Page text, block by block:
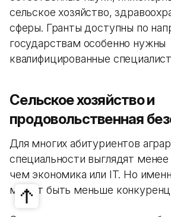
сельское хозяйство,
сферы. Гранты доступны по
государствам особенно нужны
квалифицированные
Сельское хозяйство и
продовольственная
Для многих абитуриентов
специальности выглядят
чем экономика или IT. Но
может быть меньше